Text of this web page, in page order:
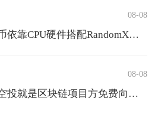
08-08
门罗币依靠CPU硬件搭配RandomX算法挖矿是主流盈利路径...
08-08
币圈空投就是区块链项目方免费向符合条件的用户钱包发放代币、N...